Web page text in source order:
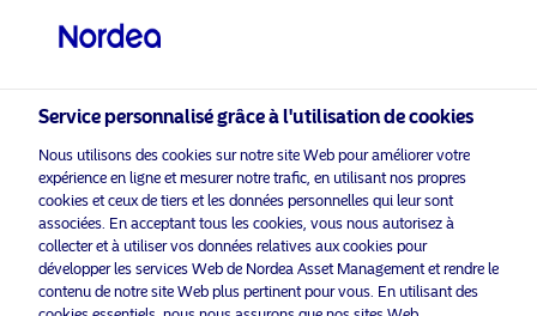
visit NordeaAssetManagement.com
Investisseur privé
Fonds
Fonds
Service personnalisé grâce à l'utilisation de cookies
Nous utilisons des cookies sur notre site Web pour améliorer votre
expérience en ligne et mesurer notre trafic, en utilisant nos propres
cookies et ceux de tiers et les données personnelles qui leur sont
associées. En acceptant tous les cookies, vous nous autorisez à
collecter et à utiliser vos données relatives aux cookies pour
développer les services Web de Nordea Asset Management et rendre le
contenu de notre site Web plus pertinent pour vous. En utilisant des